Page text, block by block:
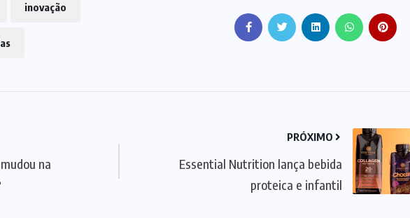
inovação
na
PRÓXIMO
Essential Nutrition lança bebida
proteica e infantil